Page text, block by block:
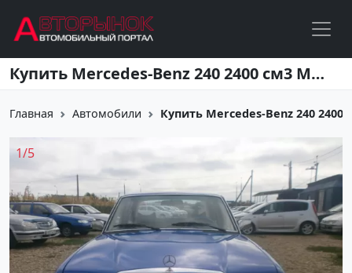
Перейти к основному содержанию Купить Mercedes-Benz 240 2400 см3 МКПП (170 л.с.) Дизельный в Усть-Лабинск: цвет синий Седан 1980 года по цене 165000 рублей, объявление №2121 на сайте Авторынок23
Главная Автомобили Купить Mercedes-Benz 240
1/5